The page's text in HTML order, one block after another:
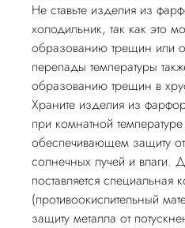
Не ставьте изделия из
холодильник, так как это
образованию трещин или
перепады температуры
образованию трещин в
Храните изделия из
при комнатной
обеспечивающем защиту
солнечных лучей и влаги.
поставляется специальная
(противоокислительный
защиту металла от